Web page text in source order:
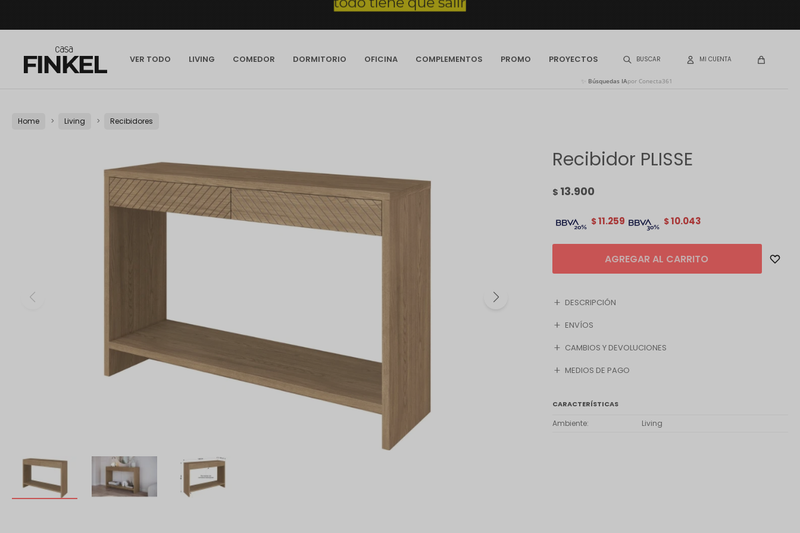
VER TODO LIVING COMEDOR DORMITORIO OFICINA COMPLEMENTOS PROMO PROYECTOS
Búsquedas IApor Conecta361
Home Living Recibidores
Recibidor PLISSE
$ 13.900
$10.043
$11.259
AGREGAR AL CARRITO
DESCRIPCIÓN
ENVÍOS
CAMBIOS Y DEVOLUCIONES
MEDIOS DE PAGO
CARACTERÍSTICAS
Ambiente Living